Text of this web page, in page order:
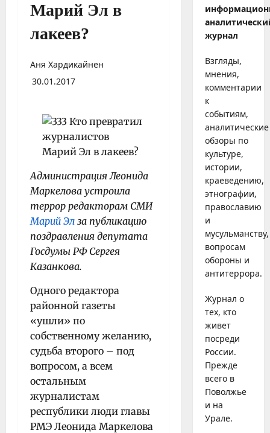
Марий Эл в
лакеев?
Аня Хардикайнен
30.01.2017
Администрация Леонида
Маркелова устроила
террор редакторам СМИ
Марий Эл за публикацию
поздравления депутата
Госдумы РФ Сергея
Казанкова.
Одного редактора
районной газеты
«ушли» по
собственному желанию,
судьба второго – под
вопросом, а всем
остальным
журналистам
республики люди главы
РМЭ Леонида Маркелова
журнал
Взгляды,
мнения,
комментарии
к
событиям,
аналитические
обзоры по
культуре,
истории,
краеведению,
этнографии,
православию
и
мусульманству,
вопросам
обороны и
антитеррора.
Журнал о
тех, кто
живет
посреди
России.
Прежде
всего в
Поволжье
и на
Урале.